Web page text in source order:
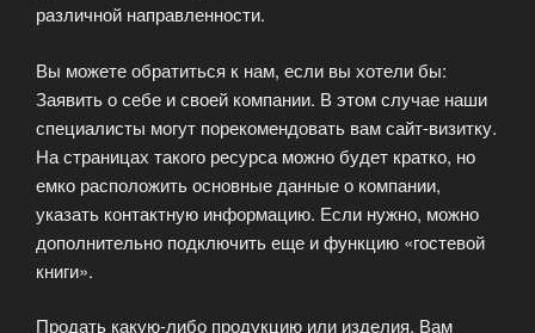
различной направленности.
Вы можете обратиться к нам, если вы хотели бы:
Заявить о себе и своей компании. В этом случае наши
специалисты могут порекомендовать вам сайт-визитку.
На страницах такого ресурса можно будет кратко, но
емко расположить основные данные о компании,
указать контактную информацию. Если нужно, можно
дополнительно подключить еще и функцию «гостевой
книги».
Продать какую-либо продукцию или изделия. Вам